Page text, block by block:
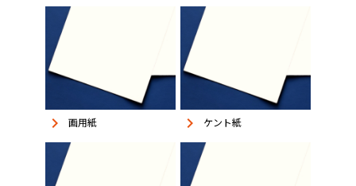
keyboard_arrow_right 画用紙 keyboard_arrow_right ケント紙